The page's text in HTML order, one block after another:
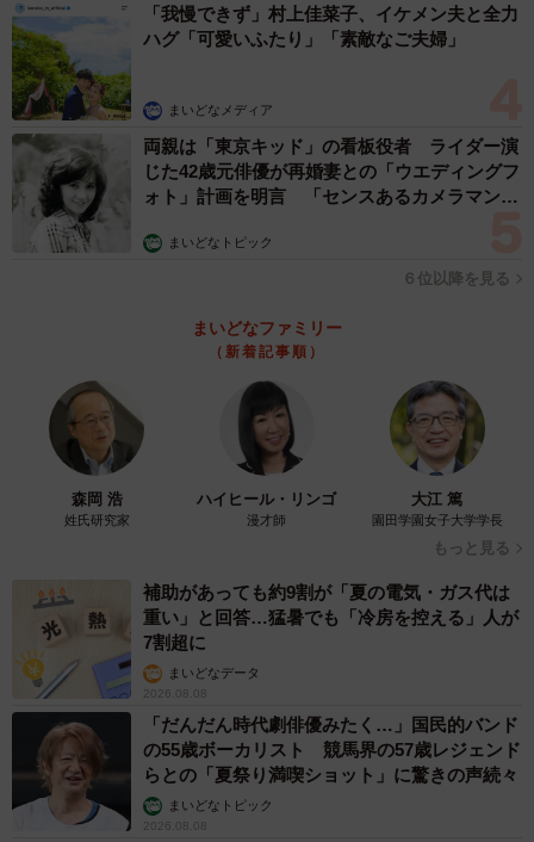
「我慢できず」村上佳菜子、イケメン夫と全力
ハグ「可愛いふたり」「素敵なご夫婦」
まいどなメディア
両親は「東京キッド」の看板役者 ライダー演
じた42歳元俳優が再婚妻との「ウエディングフ
ォト」計画を明言 「センスあるカメラマン求
まいどなトピック
６位以降を見る
まいどなファミリー
（新着記事順）
森岡 浩
姓氏研究家
ハイヒール・リンゴ
漫才師
大江 篤
園田学園女子大学学長
もっと見る
補助があっても約9割が「夏の電気・ガス代は
重い」と回答…猛暑でも「冷房を控える」人が
7割超に
まいどなデータ
2026.08.08
「だんだん時代劇俳優みたく…」国民的バンド
の55歳ボーカリスト 競馬界の57歳レジェンド
らとの「夏祭り満喫ショット」に驚きの声続々
まいどなトピック
2026.08.08